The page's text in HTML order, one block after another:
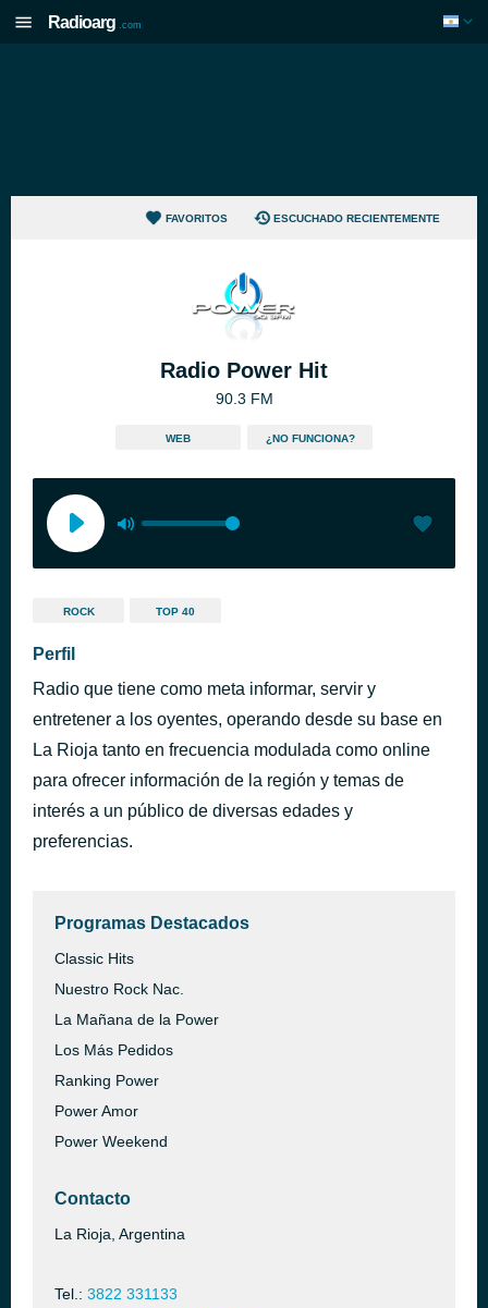
Radioarg .com
FAVORITOS ESCUCHADO RECIENTEMENTE
Radio Power Hit
90.3 FM
WEB ¿NO FUNCIONA?
ROCK TOP 40
Perfil
Radio que tiene como meta informar, servir y
entretener a los oyentes, operando desde su base en
La Rioja tanto en frecuencia modulada como online
para ofrecer información de la región y temas de
interés a un público de diversas edades y
preferencias.
Programas Destacados
Classic Hits
Nuestro Rock Nac.
La Mañana de la Power
Los Más Pedidos
Ranking Power
Power Amor
Power Weekend
Contacto
La Rioja, Argentina
Tel.: 3822 331133